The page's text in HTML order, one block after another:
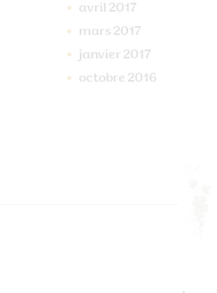
avril 2017
mars 2017
janvier 2017
octobre 2016